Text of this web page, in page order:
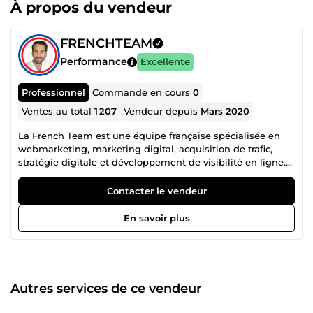
À propos du vendeur
FRENCHTEAM
Performance Excellente
Professionnel Commande en cours0
Ventes au total1 207 Vendeur depuis Mars 2020
La French Team est une équipe française spécialisée en
webmarketing, marketing digital, acquisition de trafic,
stratégie digitale et développement de visibilité en ligne.
Notre collectif regroupe plusieurs profils complémentaires,
âgés de 21 à 39 ans, chacun expert dans son domaine :
publicité Facebook Ads, Instagram Ads, Snapchat Ads,
Google Ads, création de site web, tunnel de vente,
copywriting, génération de leads, branding, growth
approche complète, efficace et orientée résultats. Là où
beaucoup s’arrêtent à la théorie, nous mettons en place
Contacter le vendeur
En savoir plus
Autres services de ce vendeur